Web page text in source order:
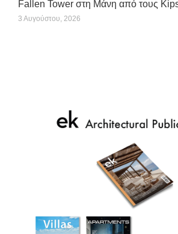
Fallen Tower στη Μάνη από τους
3 Αυγούστου, 2026